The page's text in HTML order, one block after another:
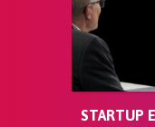
STARTUP